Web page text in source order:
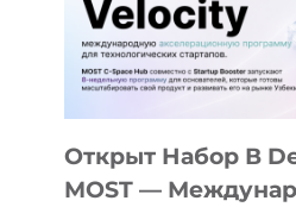
CAMP
ДАЛ
30
ПОДРОСТКАМ
БИЛЕТ
Открыт Набор В
MOST —